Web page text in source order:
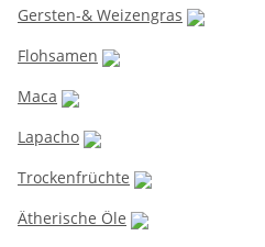
Gersten-& Weizengras
Flohsamen
Maca
Lapacho
Trockenfrüchte
Ätherische Öle